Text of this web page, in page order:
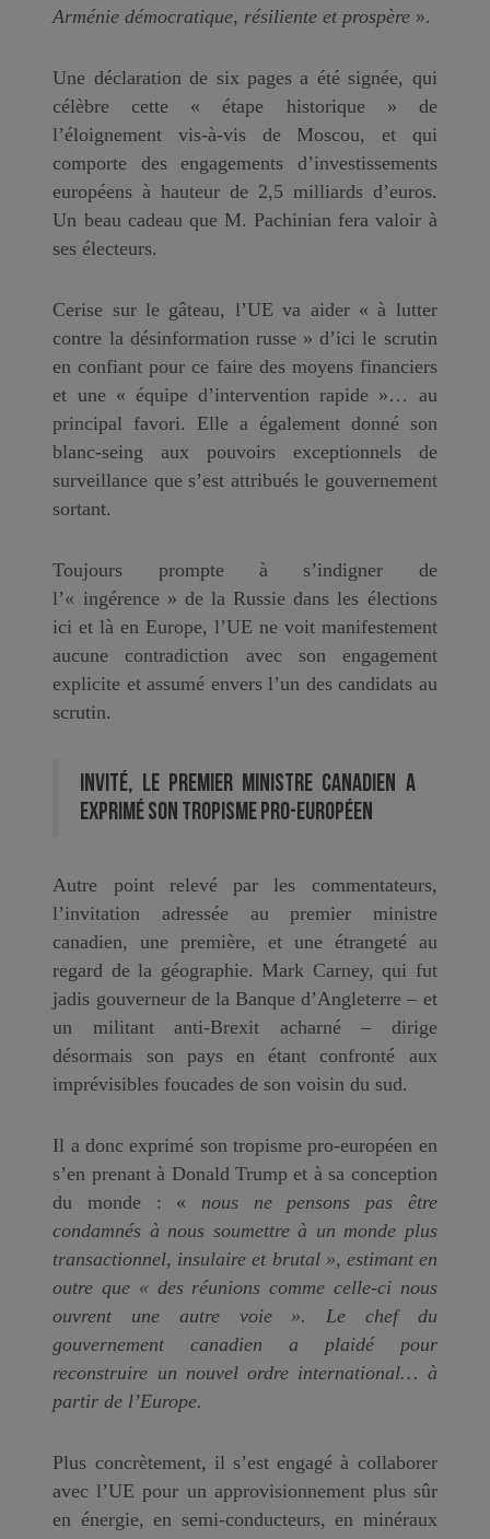
Arménie démocratique, résiliente et prospère ».
Une déclaration de six pages a été signée, qui
célèbre cette « étape historique » de
l’éloignement vis-à-vis de Moscou, et qui
comporte des engagements d’investissements
européens à hauteur de 2,5 milliards d’euros.
Un beau cadeau que M. Pachinian fera valoir à
ses électeurs.
Cerise sur le gâteau, l’UE va aider « à lutter
contre la désinformation russe » d’ici le scrutin
en confiant pour ce faire des moyens financiers
et une « équipe d’intervention rapide »… au
principal favori. Elle a également donné son
blanc-seing aux pouvoirs exceptionnels de
surveillance que s’est attribués le gouvernement
sortant.
Toujours prompte à s’indigner de
l’« ingérence » de la Russie dans les élections
ici et là en Europe, l’UE ne voit manifestement
aucune contradiction avec son engagement
explicite et assumé envers l’un des candidats au
scrutin.
Invité, le premier ministre canadien a
exprimé son tropisme pro-européen
Autre point relevé par les commentateurs,
l’invitation adressée au premier ministre
canadien, une première, et une étrangeté au
regard de la géographie. Mark Carney, qui fut
jadis gouverneur de la Banque d’Angleterre – et
un militant anti-Brexit acharné – dirige
désormais son pays en étant confronté aux
imprévisibles foucades de son voisin du sud.
Il a donc exprimé son tropisme pro-européen en
s’en prenant à Donald Trump et à sa conception
du monde : « nous ne pensons pas être
condamnés à nous soumettre à un monde plus
transactionnel, insulaire et brutal », estimant en
outre que « des réunions comme celle-ci nous
ouvrent une autre voie». Le chef du
gouvernement canadien a plaidé pour
reconstruire un nouvel ordre international… à
partir de l’Europe.
Plus concrètement, il s’est engagé à collaborer
avec l’UE pour un approvisionnement plus sûr
en énergie, en semi-conducteurs, en minéraux